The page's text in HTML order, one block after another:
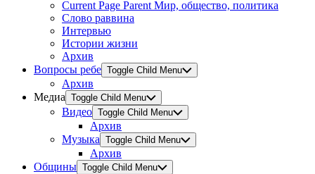
Current Page Parent Мир, общество, политика
Слово раввина
Интервью
Истории жизни
Архив
Вопросы ребе Toggle Child Menu
Архив
Медиа Toggle Child Menu
Видео Toggle Child Menu
Архив
Музыка Toggle Child Menu
Архив
Общины Toggle Child Menu